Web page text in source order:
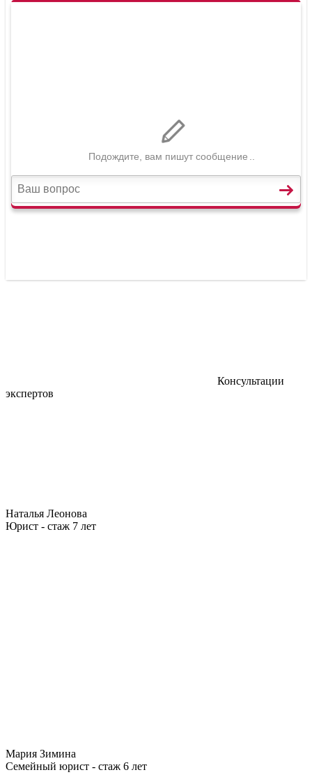
Консультации
экспертов
Наталья Леонова
Юрист - стаж 7 лет
Мария Зимина
Семейный юрист - стаж 6 лет